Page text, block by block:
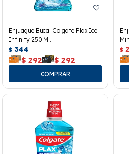
Enjuague Bucal Colgate Plax Ice
Infinity 250 Ml.
$ 344
$ 292 $ 292
$